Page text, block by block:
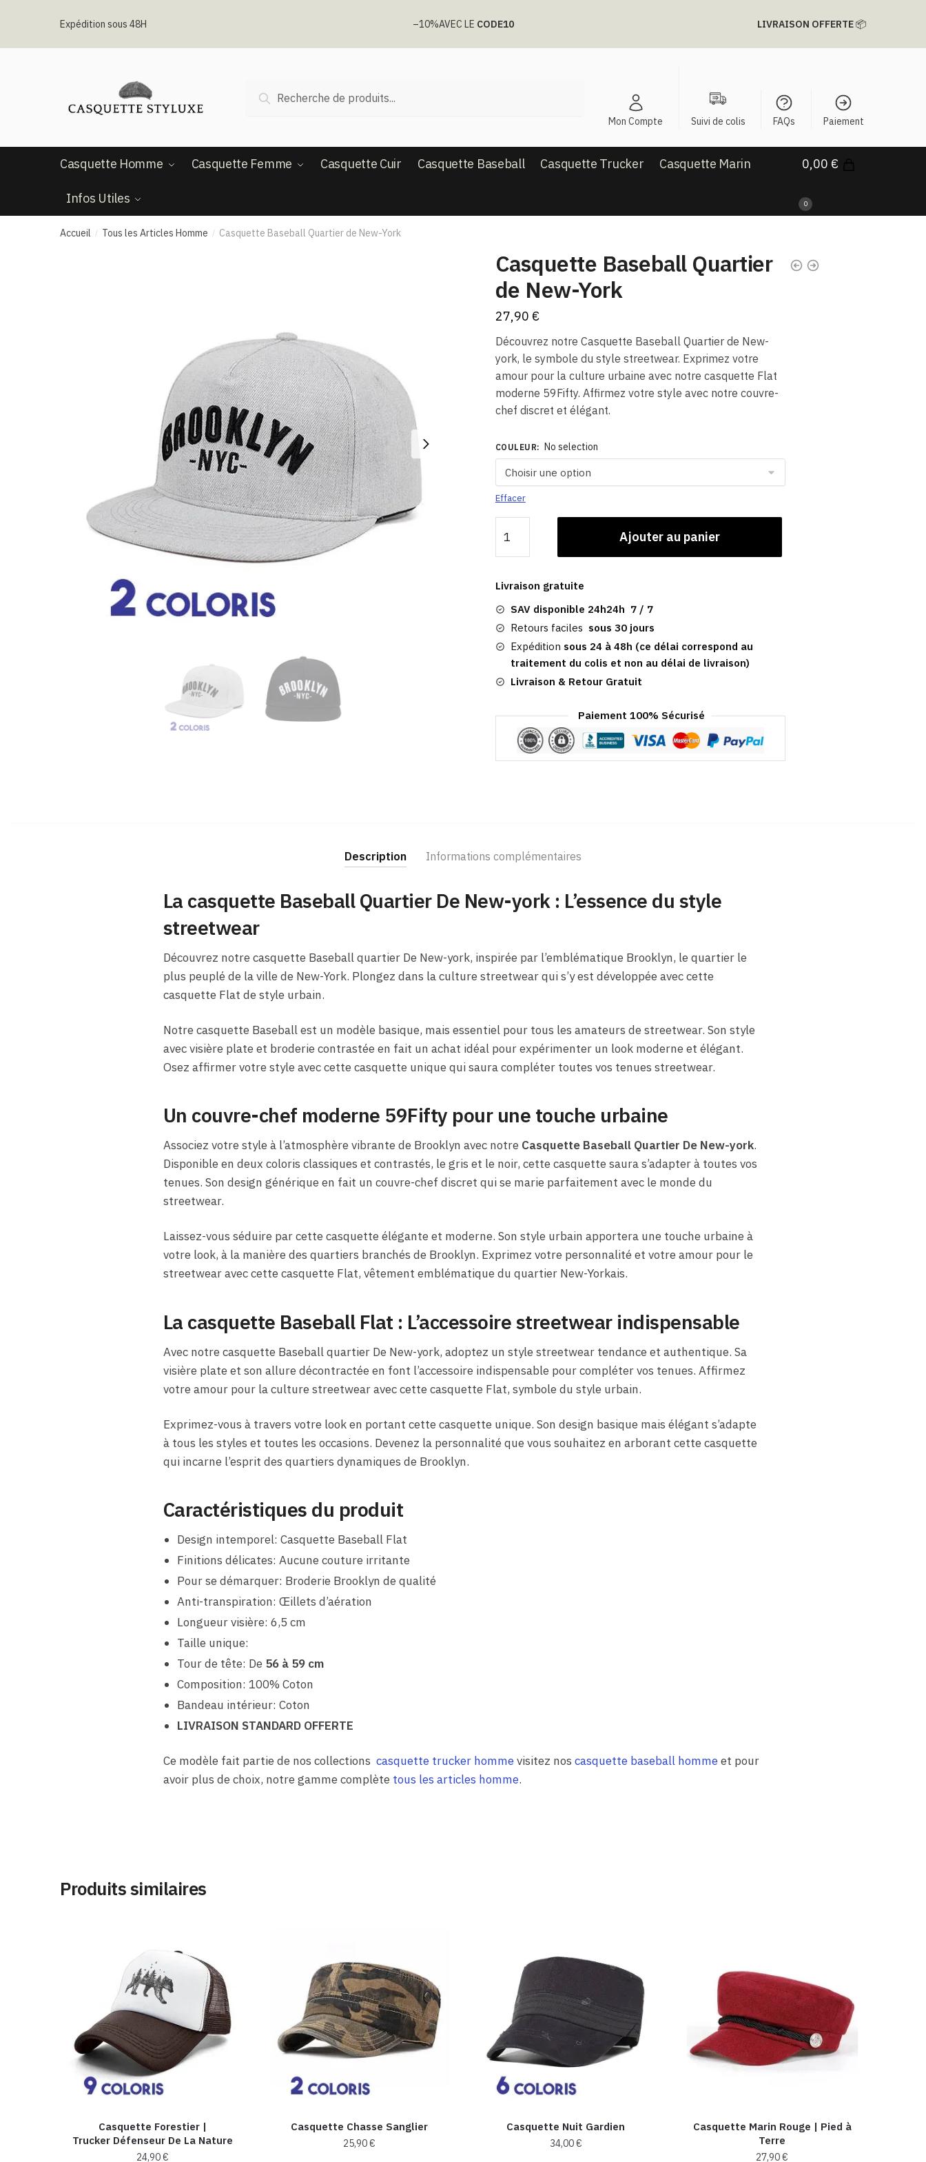
Expédition sous 48H –10%AVEC LE CODE10 LIVRAISON OFFERTE📦
pour :
Recherche
Mon Compte Suivi de colis FAQs Paiement
Casquette Homme Casquette Femme Casquette Cuir Casquette Baseball Casquette Trucker Casquette Marin
Infos Utiles
0,00 €
0
Accueil / Tous les Articles Homme / Casquette Baseball Quartier de New-York
Casquette Baseball Quartier
de New-York
27,90 €
Découvrez notre Casquette Baseball Quartier de New-
york, le symbole du style streetwear. Exprimez votre
amour pour la culture urbaine avec notre casquette Flat
moderne 59Fifty. Affirmez votre style avec notre couvre-
chef discret et élégant.
COULEUR: No selection
Effacer
de
Casquette
de
New-
York
Ajouter au panier
Livraison gratuite
SAV disponible 24h24h 7 / 7
Retours faciles sous 30 jours
Expédition sous 24 à 48h (ce délai correspond au
traitement du colis et non au délai de livraison)
Livraison & Retour Gratuit
Paiement 100% Sécurisé
Description Informations complémentaires
La casquette Baseball Quartier De New-york : L’essence du style
streetwear
Découvrez notre casquette Baseball quartier De New-york, inspirée par l’emblématique Brooklyn, le quartier le
plus peuplé de la ville de New-York. Plongez dans la culture streetwear qui s’y est développée avec cette
casquette Flat de style urbain.
Notre casquette Baseball est un modèle basique, mais essentiel pour tous les amateurs de streetwear. Son style
avec visière plate et broderie contrastée en fait un achat idéal pour expérimenter un look moderne et élégant.
Osez affirmer votre style avec cette casquette unique qui saura compléter toutes vos tenues streetwear.
Un couvre-chef moderne 59Fifty pour une touche urbaine
Associez votre style à l’atmosphère vibrante de Brooklyn avec notre Casquette Baseball Quartier De New-york.
Disponible en deux coloris classiques et contrastés, le gris et le noir, cette casquette saura s’adapter à toutes vos
tenues. Son design générique en fait un couvre-chef discret qui se marie parfaitement avec le monde du
streetwear.
Laissez-vous séduire par cette casquette élégante et moderne. Son style urbain apportera une touche urbaine à
votre look, à la manière des quartiers branchés de Brooklyn. Exprimez votre personnalité et votre amour pour le
streetwear avec cette casquette Flat, vêtement emblématique du quartier New-Yorkais.
La casquette Baseball Flat : L’accessoire streetwear indispensable
Avec notre casquette Baseball quartier De New-york, adoptez un style streetwear tendance et authentique. Sa
visière plate et son allure décontractée en font l’accessoire indispensable pour compléter vos tenues. Affirmez
votre amour pour la culture streetwear avec cette casquette Flat, symbole du style urbain.
Exprimez-vous à travers votre look en portant cette casquette unique. Son design basique mais élégant s’adapte
à tous les styles et toutes les occasions. Devenez la personnalité que vous souhaitez en arborant cette casquette
qui incarne l’esprit des quartiers dynamiques de Brooklyn.
Caractéristiques du produit
Design intemporel: Casquette Baseball Flat
Finitions délicates: Aucune couture irritante
Pour se démarquer: Broderie Brooklyn de qualité
Anti-transpiration: Œillets d’aération
Longueur visière: 6,5 cm
Taille unique:
Tour de tête: De 56 à 59 cm
Composition: 100% Coton
Bandeau intérieur: Coton
LIVRAISON STANDARD OFFERTE
Ce modèle fait partie de nos collections casquette trucker hommevisitez nos casquette baseball hommeet pour
avoir plus de choix, notre gamme complète tous les articles homme.
Produits similaires
Casquette Forestier |
Trucker Défenseur De La Nature
24,90€
Casquette Chasse Sanglier​
25,90€
Casquette Nuit Gardien
34,00€
Casquette Marin Rouge | Pied à
Terre
27,90€